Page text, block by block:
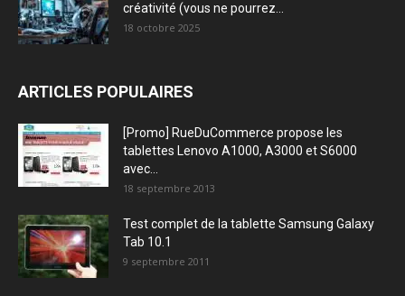
créativité (vous ne pourrez...
18 octobre 2025
ARTICLES POPULAIRES
[Promo] RueDuCommerce propose les
tablettes Lenovo A1000, A3000 et S6000
avec...
18 septembre 2013
Test complet de la tablette Samsung Galaxy
Tab 10.1
9 septembre 2011